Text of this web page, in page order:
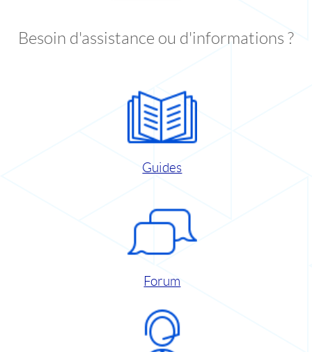
Besoin d'assistance ou d'informations ?
Guides
Forum